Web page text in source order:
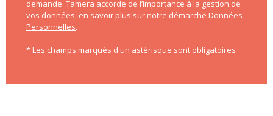
demande. Tamera accorde de l’importance à la gestion de
vos données, en savoir plus sur notre démarche Données
Personnelles.
* Les champs marqués d'un astérisque sont obligatoires